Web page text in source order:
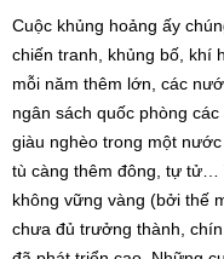
Cuộc khủng hoảng ấy
chiến tranh, khủng bố, khí
mỗi năm thêm lớn, các
ngân sách quốc phòng
giàu nghèo trong một
tù càng thêm đông, tự tử…
không vững vàng (bởi thế
chưa đủ trưởng thành,